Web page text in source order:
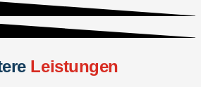
Leistungen